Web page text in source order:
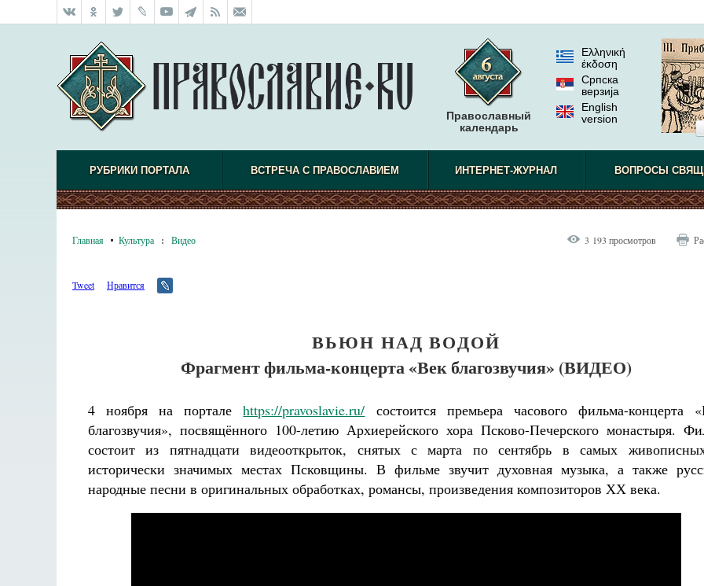
Православный
календарь
Ελληνική
έκδοση
Српска
верзиjа
English
version
РУБРИКИ ПОРТАЛА ВСТРЕЧА С ПРАВОСЛАВИЕМ ИНТЕРНЕТ-ЖУРНАЛ ВОПРОСЫ
Главная Культура : Видео 3 193 просмотров
Tweet Нравится
ВЬЮН НАД ВОДОЙ
Фрагмент фильма-концерта «Век благозвучия» (ВИДЕО)
4 ноября на порталеhttps://pravoslavie.ru/ состоится премьера часового фильма-концерта
благозвучия», посвящённого 100-летию Архиерейского хора Псково-Печерского монастыря.
состоит из пятнадцати видеооткрыток, снятых с марта по сентябрь в самых
исторически значимых местах Псковщины. В фильме звучит духовная музыка, а также
народные песни в оригинальных обработках, романсы, произведения композиторов ХХ века.